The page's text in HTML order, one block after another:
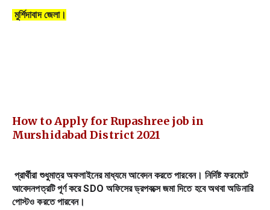
মুর্শিদাবাদ জেলা।
How to Apply for Rupashree job in
Murshidabad District 2021
প্রার্থীরা শুধুমাত্র অফলাইনের মাধ্যমে আবেদন করতে পারবেন। নির্দিষ্ট ফরমেটে
আবেদনপত্রটি পূর্ণ করে SDO অফিসের ড্রপবক্সে জমা দিতে হবে অথবা অডিনারি
পোস্টও করতে পারবেন।